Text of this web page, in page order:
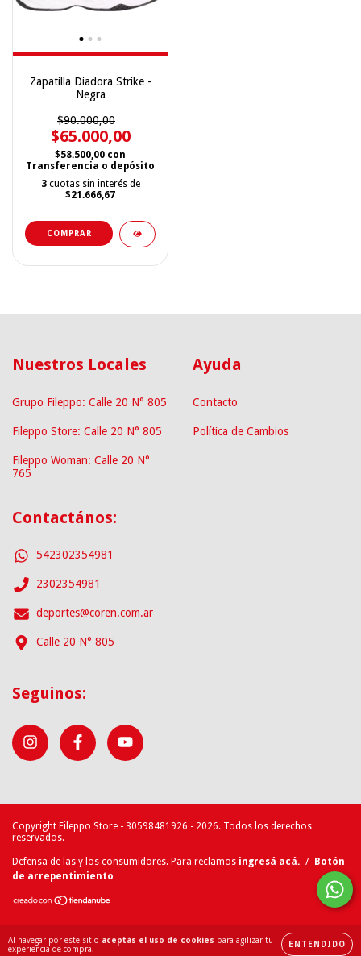
Al navegar por este sitio aceptás el uso de cookies para agilizar tu
experiencia de compra.
ENTENDIDO
Zapatilla Diadora Strike -
Negra
$90.000,00
$65.000,00
$58.500,00 con
Transferencia o depósito
3 cuotas sin interés de
$21.666,67
COMPRAR
Nuestros Locales
Grupo Fileppo: Calle 20 N° 805
Fileppo Store: Calle 20 N° 805
Fileppo Woman: Calle 20 N°
765
Ayuda
Contacto
Política de Cambios
Contactános:
542302354981
2302354981
deportes@coren.com.ar
Calle 20 N° 805
Seguinos:
Copyright Fileppo Store - 30598481926 - 2026. Todos los derechos
reservados.
Defensa de las y los consumidores. Para reclamos ingresá acá. / Botón
de arrepentimiento